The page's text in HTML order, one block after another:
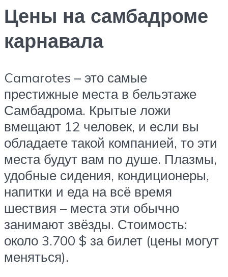
Цены на самбадроме
карнавала
Camarotes – это самые
престижные места в бельэтаже
Самбадрома. Крытые ложи
вмещают 12 человек, и если вы
обладаете такой компанией, то эти
места будут вам по душе. Плазмы,
удобные сидения, кондиционеры,
напитки и еда на всё время
шествия – места эти обычно
занимают звёзды. Стоимость:
около 3.700 $ за билет (цены могут
меняться).